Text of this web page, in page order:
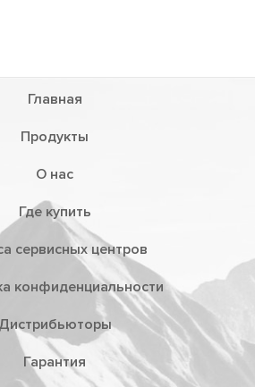
Главная
Продукты
О нас
Где купить
сервисных центров
конфиденциальности
Дистрибьюторы
Гарантия